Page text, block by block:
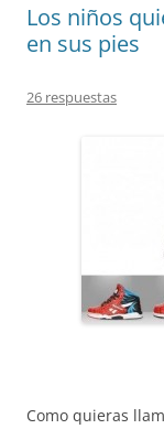
Los niños
en sus pies
26 respuestas
Como quieras